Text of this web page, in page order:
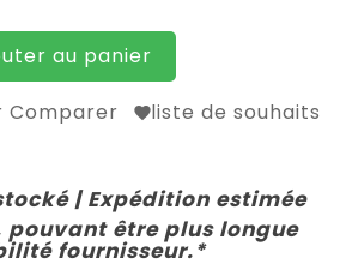
au panier
Comparer liste de souhaits
| Expédition estimée
pouvant être plus longue
fournisseur.*